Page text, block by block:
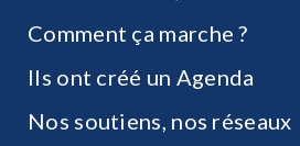
Comment ça marche ?
Ils ont créé un Agenda
Nos soutiens, nos réseaux